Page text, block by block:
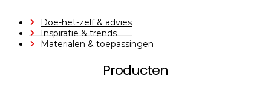
Doe-het-zelf & advies
Inspiratie & trends
Materialen & toepassingen
Producten